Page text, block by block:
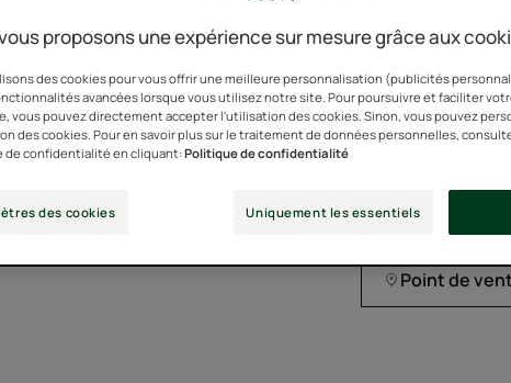
Formule signature
Résultats visibles
* Étude clinique
Tube
200ml
Point de
proposons une expérience sur mesure grâce aux
des cookies pour vous offrir une meilleure personnalisation (publicités
avancées lorsque vous utilisez notre site. Pour poursuivre et faciliter
vous pouvez directement accepter l'utilisation des cookies. Sinon, vous pouvez
des cookies. Pour en savoir plus sur le traitement de données personnelles,
de confidentialité en cliquant:Politique de confidentialité
des cookies Uniquement les essentiels